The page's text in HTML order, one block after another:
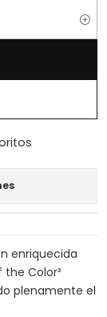
enriquecida
the Color³
plenamente el